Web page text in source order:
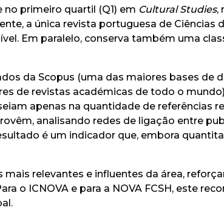
no primeiro quartil (Q1) em Cultural Studies,
a única revista portuguesa de Ciências
Em paralelo, conserva também uma
da Scopus (uma das maiores bases de
de revistas académicas de todo o
apenas na quantidade de referências
analisando redes de ligação entre
é um indicador que, embora
relevantes e influentes da área,
o ICNOVA e para a NOVA FCSH, este